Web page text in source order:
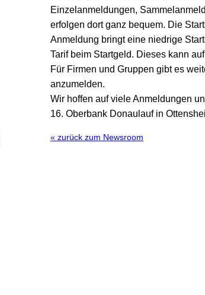
Einzelanmeldungen,
erfolgen dort ganz bequem. Die
Anmeldung bringt eine niedrige
Tarif beim Startgeld. Dieses kann
Für Firmen und Gruppen gibt es
anzumelden.
Wir hoffen auf viele Anmeldungen
16. Oberbank Donaulauf in
« zurück zum Newsroom